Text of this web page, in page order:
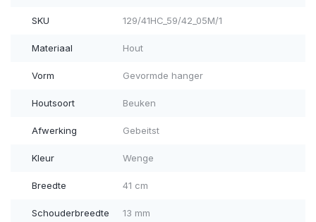
SKU 129/41HC_59/42_05M/1
Materiaal Hout
Vorm Gevormde hanger
Houtsoort Beuken
Afwerking Gebeitst
Kleur Wenge
Breedte 41 cm
Schouderbreedte 13 mm